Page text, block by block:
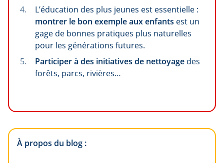
L’éducation des plus jeunes est essentielle :
montrer le bon exemple aux enfants est un
gage de bonnes pratiques plus naturelles
pour les générations futures.
Participer à des initiatives de nettoyage des
forêts, parcs, rivières…
À propos du blog :